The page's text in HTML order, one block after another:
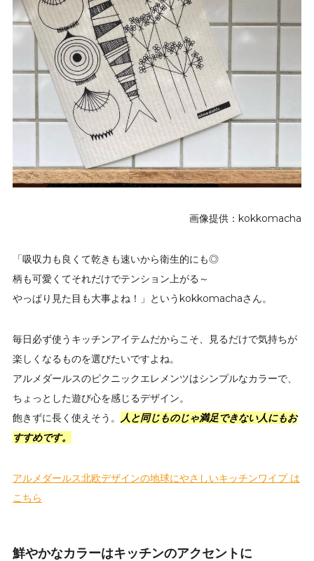
画像提供：kokkomacha
「吸収力も良くて乾きも速いから衛生的にも◎
柄も可愛くてそれだけでテンション上がる～
やっぱり見た目も大事よね！」というkokkomachaさん。
毎日必ず使うキッチンアイテムだからこそ、見るだけで気持ちが
楽しくなるものを選びたいですよね。
アルメダールスのピクニックエレメンツはシンプルなカラーで、
ちょっとした遊び心を感じるデザイン。
飽きずに長く使えそう。 人と同じものじゃ満足できない人にもお
すすめです。
アルメダールス北欧デザインの地球にやさしいキッチンワイプ は
こちら
鮮やかなカラーはキッチンのアクセントに